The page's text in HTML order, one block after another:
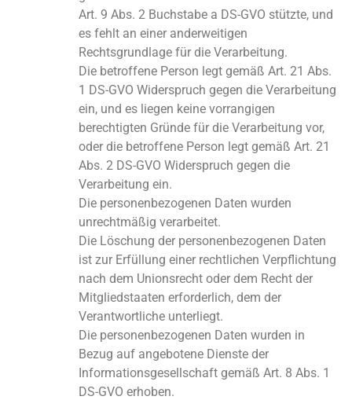
Art. 9 Abs. 2 Buchstabe a DS-GVO stützte, und
es fehlt an einer anderweitigen
Rechtsgrundlage für die Verarbeitung.
Die betroffene Person legt gemäß Art. 21 Abs.
1 DS-GVO Widerspruch gegen die Verarbeitung
ein, und es liegen keine vorrangigen
berechtigten Gründe für die Verarbeitung vor,
oder die betroffene Person legt gemäß Art. 21
Abs. 2 DS-GVO Widerspruch gegen die
Verarbeitung ein.
Die personenbezogenen Daten wurden
unrechtmäßig verarbeitet.
Die Löschung der personenbezogenen Daten
ist zur Erfüllung einer rechtlichen Verpflichtung
nach dem Unionsrecht oder dem Recht der
Mitgliedstaaten erforderlich, dem der
Verantwortliche unterliegt.
Die personenbezogenen Daten wurden in
Bezug auf angebotene Dienste der
Informationsgesellschaft gemäß Art. 8 Abs. 1
DS-GVO erhoben.